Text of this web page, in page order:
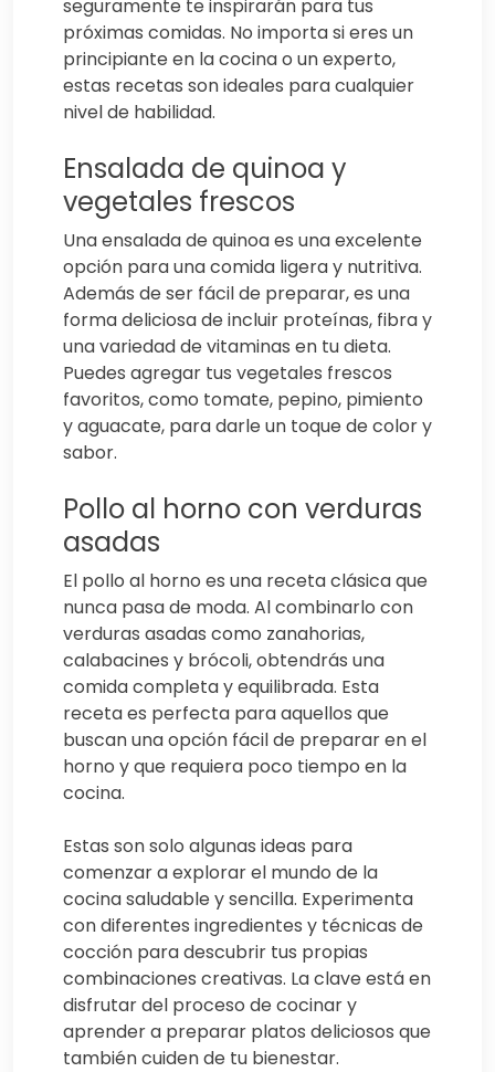
seguramente te inspirarán para tus
próximas comidas. No importa si eres un
principiante en la cocina o un experto,
estas recetas son ideales para cualquier
nivel de habilidad.
Ensalada de quinoa y
vegetales frescos
Una ensalada de quinoa es una excelente
opción para una comida ligera y nutritiva.
Además de ser fácil de preparar, es una
forma deliciosa de incluir proteínas, fibra y
una variedad de vitaminas en tu dieta.
Puedes agregar tus vegetales frescos
favoritos, como tomate, pepino, pimiento
y aguacate, para darle un toque de color y
sabor.
Pollo al horno con verduras
asadas
El pollo al horno es una receta clásica que
nunca pasa de moda. Al combinarlo con
verduras asadas como zanahorias,
calabacines y brócoli, obtendrás una
comida completa y equilibrada. Esta
receta es perfecta para aquellos que
buscan una opción fácil de preparar en el
horno y que requiera poco tiempo en la
cocina.
Estas son solo algunas ideas para
comenzar a explorar el mundo de la
cocina saludable y sencilla. Experimenta
con diferentes ingredientes y técnicas de
cocción para descubrir tus propias
combinaciones creativas. La clave está en
disfrutar del proceso de cocinar y
aprender a preparar platos deliciosos que
también cuiden de tu bienestar.